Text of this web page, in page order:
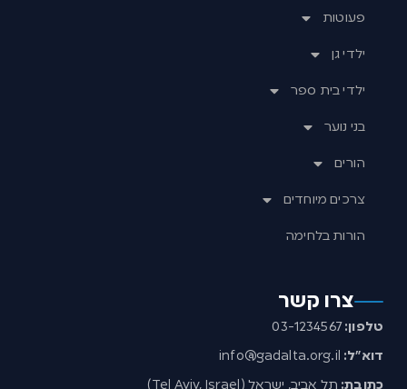
פעוטות
ילדי גן
ילדי בית ספר
בני נוער
הורים
צרכים מיוחדים
הורות בלחימה
צרו קשר
טלפון:03-1234567
דוא”ל: info@gadalta.org.il
כתובת: תל אביב, ישראל (Tel Aviv, Israel)